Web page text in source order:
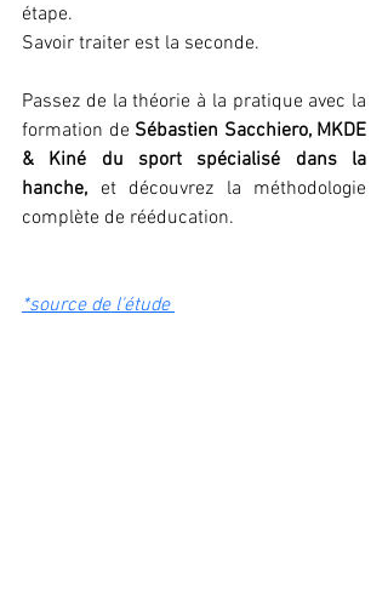
étape.
Savoir traiter est la seconde.
Passez de la théorie à la pratique avec la
formation de Sébastien Sacchiero, MKDE
& Kiné du sport spécialisé dans la
hanche, et découvrez la méthodologie
complète de rééducation.
*source de l'étude